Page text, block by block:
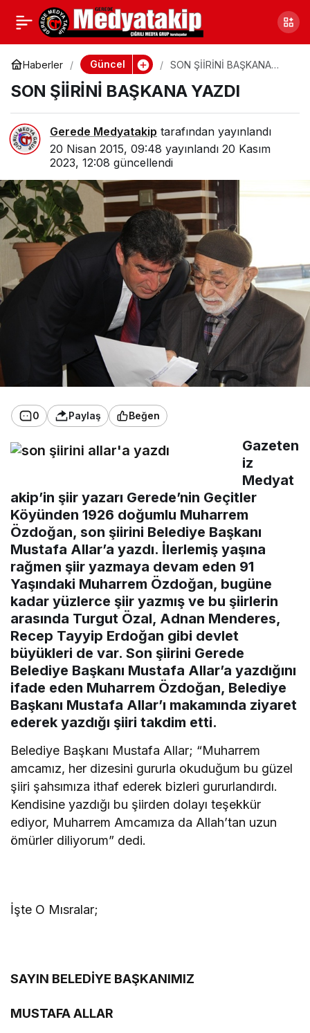
Haberler Güncel
SON ŞİİRİNİ BAŞKANA
SON ŞİİRİNİ BAŞKANA YAZDI
Gerede Medyatakip tarafından yayınlandı
20 Nisan 2015, 09:48 yayınlandı 20 Kasım
2023, 12:08 güncellendi
0 Paylaş Beğen
Gazeten
iz
Medyat
akip’in şiir yazarı Gerede’nin Geçitler
Köyünden 1926 doğumlu Muharrem
Özdoğan, son şiirini Belediye Başkanı
Mustafa Allar’a yazdı. İlerlemiş yaşına
rağmen şiir yazmaya devam eden 91
Yaşındaki Muharrem Özdoğan, bugüne
kadar yüzlerce şiir yazmış ve bu şiirlerin
arasında Turgut Özal, Adnan Menderes,
Recep Tayyip Erdoğan gibi devlet
büyükleri de var. Son şiirini Gerede
Belediye Başkanı Mustafa Allar’a yazdığını
ifade eden Muharrem Özdoğan, Belediye
Başkanı Mustafa Allar’ı makamında ziyaret
ederek yazdığı şiiri takdim etti.
Belediye Başkanı Mustafa Allar; “Muharrem
amcamız, her dizesini gururla okuduğum bu güzel
şiiri şahsımıza ithaf ederek bizleri gururlandırdı.
Kendisine yazdığı bu şiirden dolayı teşekkür
ediyor, Muharrem Amcamıza da Allah’tan uzun
ömürler diliyorum” dedi.
İşte O Mısralar;
SAYIN BELEDİYE BAŞKANIMIZ
MUSTAFA ALLAR
BELEDİYE’DEN KUTLU
DOĞUM AŞI
Paylaş